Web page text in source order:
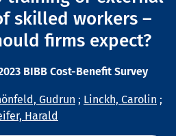
skilled workers –
firms expect?
BIBB Cost-Benefit Survey
Gudrun ; Linckh, Carolin ;
Harald